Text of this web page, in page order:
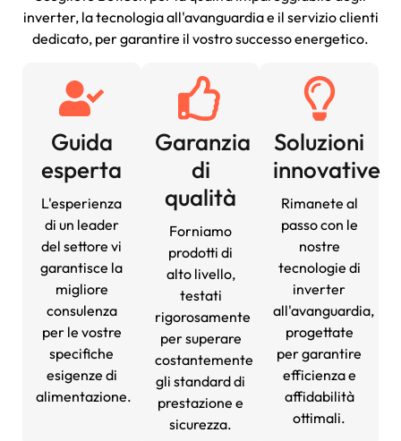
inverter, la tecnologia all'avanguardia e il servizio clienti
dedicato, per garantire il vostro successo energetico.
Guida
esperta
L'esperienza
di un leader
del settore vi
garantisce la
migliore
consulenza
per le vostre
specifiche
esigenze di
alimentazione.
Garanzia
di
qualità
Forniamo
prodotti di
alto livello,
testati
rigorosamente
per superare
costantemente
gli standard di
prestazione e
sicurezza.
Soluzioni
innovative
Rimanete al
passo con le
nostre
tecnologie di
inverter
all'avanguardia,
progettate
per garantire
efficienza e
affidabilità
ottimali.